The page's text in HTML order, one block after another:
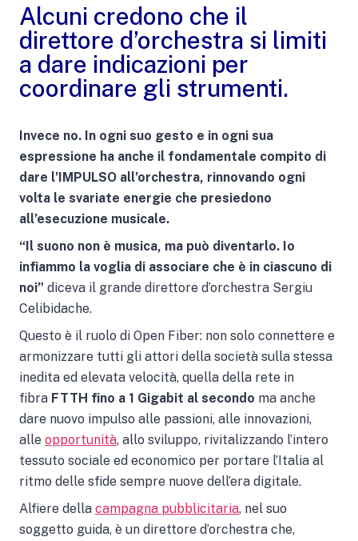
Alcuni credono che il
direttore d’orchestra si limiti
a dare indicazioni per
coordinare gli strumenti.
Invece no. In ogni suo gesto e in ogni sua
espressione ha anche il fondamentale compito di
dare l’IMPULSO all’orchestra, rinnovando ogni
volta le svariate energie che presiedono
all’esecuzione musicale.
“Il suono non è musica, ma può diventarlo. Io
infiammo la voglia di associare che è in ciascuno di
noi” diceva il grande direttore d’orchestra Sergiu
Celibidache.
Questo è il ruolo di Open Fiber: non solo connettere e
armonizzare tutti gli attori della società sulla stessa
inedita ed elevata velocità, quella della rete in
fibra FTTH fino a 1 Gigabit al secondo ma anche
dare nuovo impulso alle passioni, alle innovazioni,
alle opportunità, allo sviluppo, rivitalizzando l’intero
tessuto sociale ed economico per portare l’Italia al
ritmo delle sfide sempre nuove dell’era digitale.
Alfiere della campagna pubblicitaria, nel suo
soggetto guida, è un direttore d’orchestra che,